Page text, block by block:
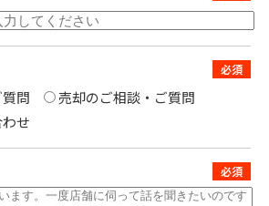
問
売却のご相談・ご質問
せ